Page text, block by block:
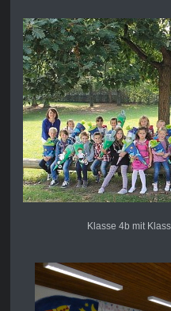
Klasse 4b mit